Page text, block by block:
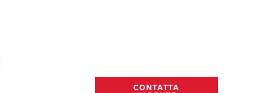
CONTATTA